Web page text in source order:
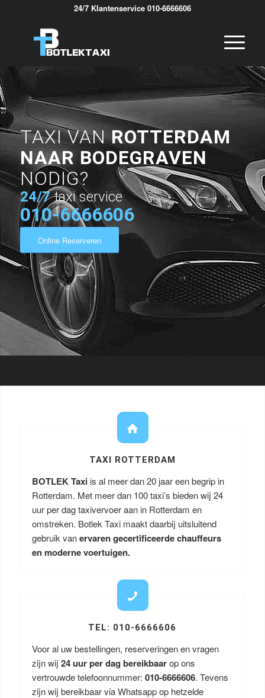
24/7 Klantenservice 010-6666606
TAXI VANROTTERDAM
NAAR BODEGRAVEN
NODIG?
24/7 taxi service
010-6666606
Online Reserveren
TAXI ROTTERDAM
BOTLEK Taxi is al meer dan 20 jaar een begrip in
Rotterdam. Met meer dan 100 taxi’s bieden wij 24
uur per dag taxivervoer aan in Rotterdam en
omstreken. Botlek Taxi maakt daarbij uitsluitend
gebruik vanervaren gecertificeerde chauffeurs
en moderne voertuigen.
TEL: 010-6666606
Voor al uw bestellingen, reserveringen en vragen
zijn wij 24 uur per dag bereikbaarop ons
vertrouwde telefoonnummer: 010-6666606. Tevens
zijn wij bereikbaar via Whatsapp op hetzelde